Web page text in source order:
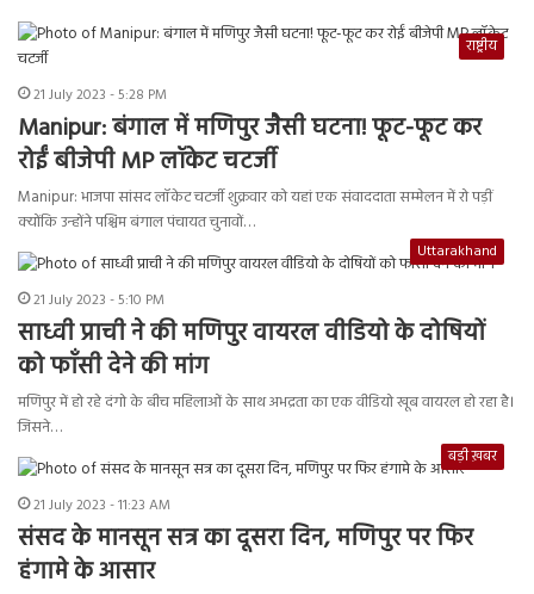
राष्ट्रीय
21 July 2023 - 5:28 PM
Manipur: बंगाल में मणिपुर जैसी घटना! फूट-फूट कर
रोईं बीजेपी MP लॉकेट चटर्जी
Manipur: भाजपा सांसद लॉकेट चटर्जी शुक्रवार को यहां एक संवाददाता सम्मेलन में रो पड़ीं
क्योंकि उन्होंने पश्चिम बंगाल पंचायत चुनावों…
Uttarakhand
21 July 2023 - 5:10 PM
साध्वी प्राची ने की मणिपुर वायरल वीडियो के दोषियों
को फाँसी देने की मांग
मणिपुर में हो रहे दंगो के बीच महिलाओं के साथ अभद्रता का एक वीडियो खूब वायरल हो रहा है।
जिसने…
बड़ी ख़बर
21 July 2023 - 11:23 AM
संसद के मानसून सत्र का दूसरा दिन, मणिपुर पर फिर
हंगामे के आसार